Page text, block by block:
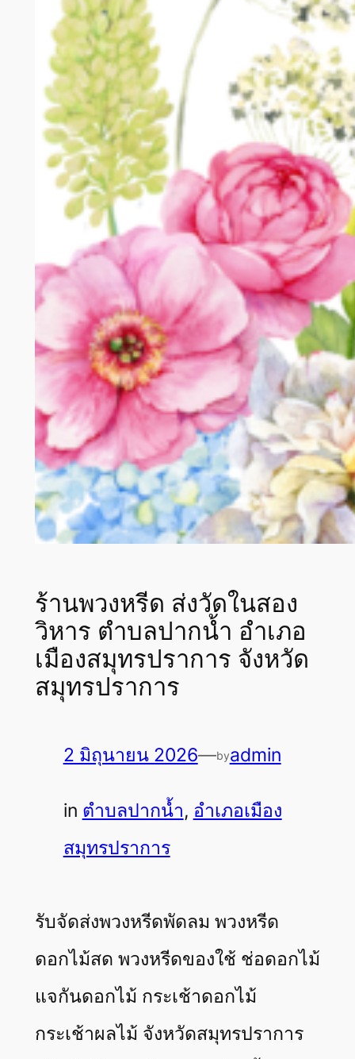
ร้านพวงหรีด ส่งวัดในสอง
วิหาร ตำบลปากน้ำ อำเภอ
เมืองสมุทรปราการ จังหวัด
สมุทรปราการ
2 มิถุนายน 2026—byadmin
in ตำบลปากน้ำ, อำเภอเมือง
สมุทรปราการ
รับจัดส่งพวงหรีดพัดลม พวงหรีด
ดอกไม้สด พวงหรีดของใช้ ช่อดอกไม้
แจกันดอกไม้ กระเช้าดอกไม้
กระเช้าผลไม้ จังหวัดสมุทรปราการ